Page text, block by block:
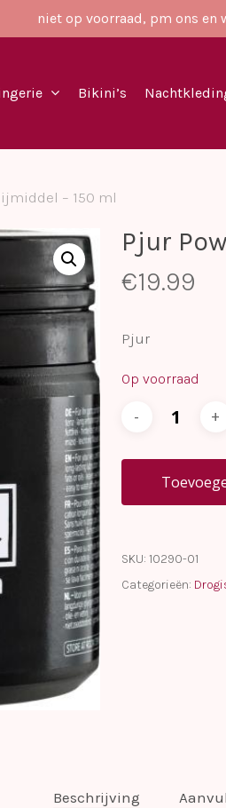
niet op voorraad, pm ons en
Bikini’s
– 150 ml
Pjur
€19.99
Pjur
Op voorraad
SKU: 10290-01
Categorieën:
Beschrijving